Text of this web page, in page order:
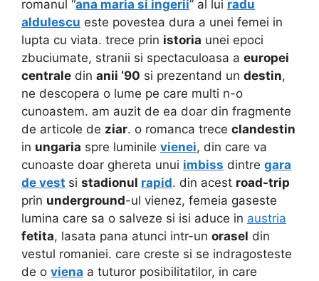
romanul “ana maria si ingerii” al lui radu
aldulescu este povestea dura a unei femei in
lupta cu viata. trece prin istoria unei epoci
zbuciumate, stranii si spectaculoasa a europei
centrale din anii ’90 si prezentand un destin,
ne descopera o lume pe care multi n-o
cunoastem. am auzit de ea doar din fragmente
de articole de ziar. o romanca trece clandestin
in ungaria spre luminile vienei, din care va
cunoaste doar ghereta unui imbiss dintre gara
de vest si stadionul rapid. din acest road-trip
prin underground-ul vienez, femeia gaseste
lumina care sa o salveze si isi aduce in austria
fetita, lasata pana atunci intr-un orasel din
vestul romaniei. care creste si se indragosteste
de o viena a tuturor posibilitatilor, in care